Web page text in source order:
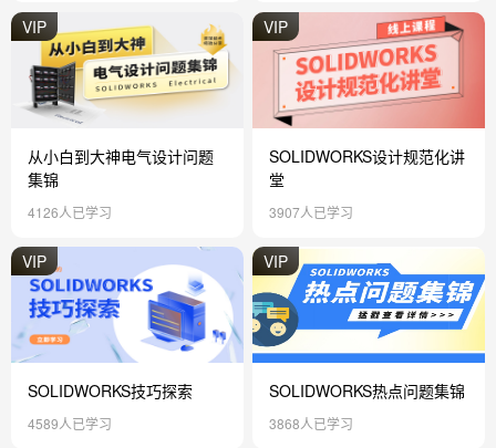
VIP
从小白到大神电气设计问题
集锦
4126人已学习
VIP
SOLIDWORKS设计规范化讲
堂
3907人已学习
VIP
SOLIDWORKS技巧探索
4589人已学习
VIP
SOLIDWORKS热点问题集锦
3868人已学习